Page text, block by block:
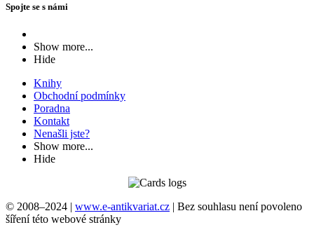
Spojte se s námi
Show more...
Hide
Knihy
Obchodní podmínky
Poradna
Kontakt
Nenašli jste?
Show more...
Hide
© 2008–2024 | www.e-antikvariat.cz | Bez souhlasu není povoleno
šíření této webové stránky